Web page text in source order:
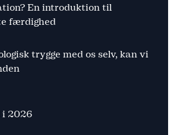
En introduktion til
færdighed
trygge med os selv, kan vi
i 2026